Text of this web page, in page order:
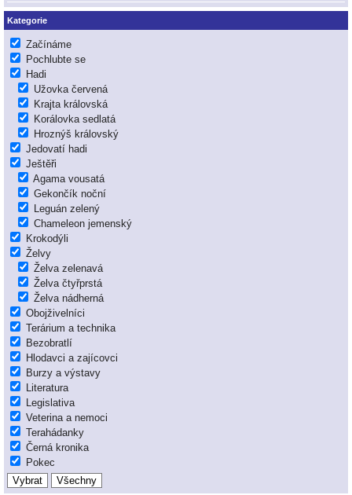
Kategorie
Začínáme
Pochlubte se
Hadi
Užovka červená
Krajta královská
Korálovka sedlatá
Hroznýš královský
Jedovatí hadi
Ještěři
Agama vousatá
Gekončík noční
Leguán zelený
Chameleon jemenský
Krokodýli
Želvy
Želva zelenavá
Želva čtyřprstá
Želva nádherná
Obojživelníci
Terárium a technika
Bezobratlí
Hlodavci a zajícovci
Burzy a výstavy
Literatura
Legislativa
Veterina a nemoci
Terahádanky
Černá kronika
Pokec